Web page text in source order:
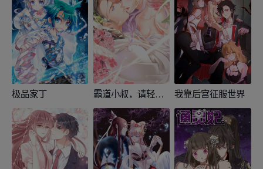
极品家丁 霸道小叔，请轻撩！ 我靠后宫征服世界